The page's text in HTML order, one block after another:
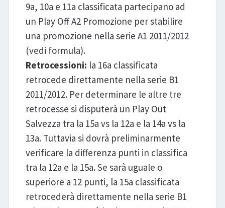
9a, 10a e 11a classificata partecipano ad
un Play Off A2 Promozione per stabilire
una promozione nella serie A1 2011/2012
(vedi formula).
Retrocessioni: la 16a classificata
retrocede direttamente nella serie B1
2011/2012. Per determinare le altre tre
retrocesse si disputerà un Play Out
Salvezza tra la 15a vs la 12a e la 14a vs la
13a. Tuttavia si dovrà preliminarmente
verificare la differenza punti in classifica
tra la 12a e la 15a. Se sarà uguale o
superiore a 12 punti, la 15a classificata
retrocederà direttamente nella serie B1